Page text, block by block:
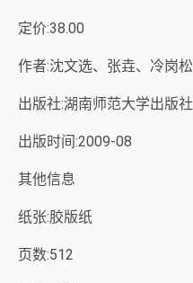
定价:38.00
作者:沈文选、张垚、冷岗松
出版社:湖南师范大学出版社
出版时间:2009-08
其他信息
纸张:胶版纸
页数:512